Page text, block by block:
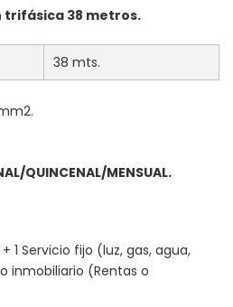
38 metros.
38 mts.
QUINCENAL/MENSUAL.
1 Servicio fijo (luz, gas, agua,
inmobiliario (Rentas o